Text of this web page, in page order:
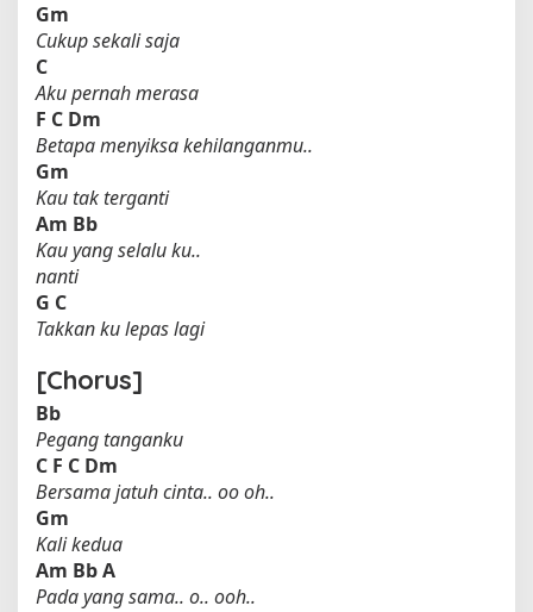
Gm
Cukup sekali saja
C
Aku pernah merasa
F C Dm
Betapa menyiksa kehilanganmu..
Gm
Kau tak terganti
Am Bb
Kau yang selalu ku..
nanti
G C
Takkan ku lepas lagi
[Chorus]
Bb
Pegang tanganku
C F C Dm
Bersama jatuh cinta.. oo oh..
Gm
Kali kedua
Am BbA
Pada yang sama.. o.. ooh..